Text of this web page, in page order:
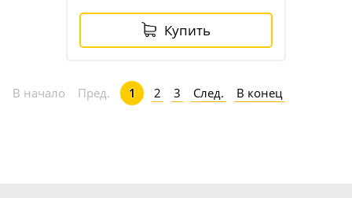
Купить
В начало Пред. 1 2 3 След. В конец